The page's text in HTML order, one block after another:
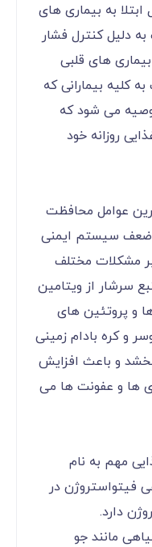
به بیماری های
دلیل کنترل فشار
های قلبی
کلیه بیمارانی که
می شود که
روزانه خود
عوامل محافظت
ضعف سیستم ایمنی
مشکلات مختلف
سرشار از ویتامین
و پروتئین های
و کره بادام زمینی
و باعث افزایش
ها و عفونت ها می
مهم به نام
فیتواستروژن در
دارد.
مانند جو